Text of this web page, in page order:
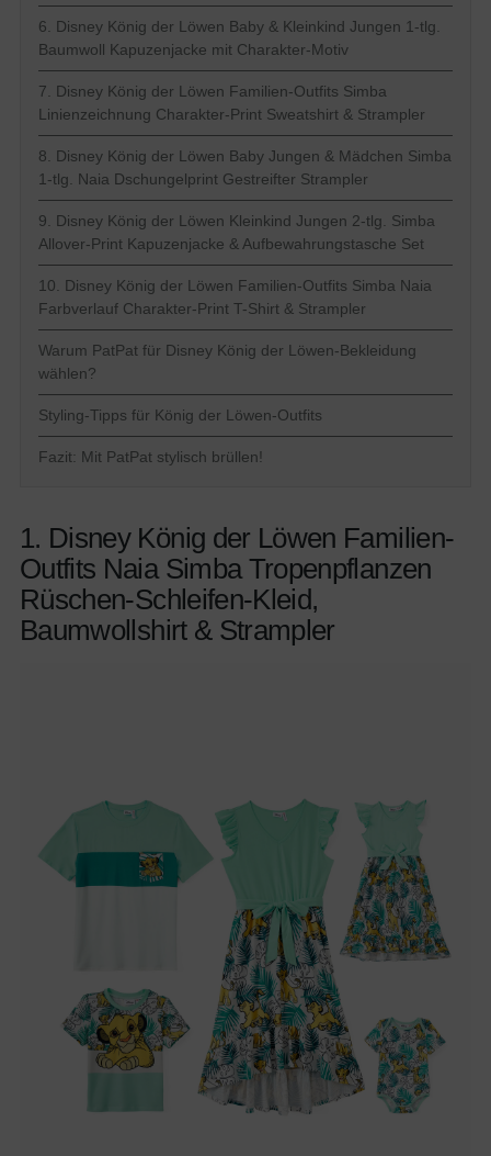
6. Disney König der Löwen Baby & Kleinkind Jungen 1-tlg.
Baumwoll Kapuzenjacke mit Charakter-Motiv
7. Disney König der Löwen Familien-Outfits Simba
Linienzeichnung Charakter-Print Sweatshirt & Strampler
8. Disney König der Löwen Baby Jungen & Mädchen Simba
1-tlg. Naia Dschungelprint Gestreifter Strampler
9. Disney König der Löwen Kleinkind Jungen 2-tlg. Simba
Allover-Print Kapuzenjacke & Aufbewahrungstasche Set
10. Disney König der Löwen Familien-Outfits Simba Naia
Farbverlauf Charakter-Print T-Shirt & Strampler
Warum PatPat für Disney König der Löwen-Bekleidung
wählen?
Styling-Tipps für König der Löwen-Outfits
Fazit: Mit PatPat stylisch brüllen!
1. Disney König der Löwen Familien-
Outfits Naia Simba Tropenpflanzen
Rüschen-Schleifen-Kleid,
Baumwollshirt & Strampler